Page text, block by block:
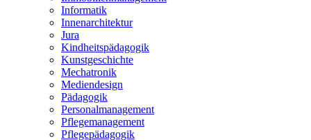
Informatik
Innenarchitektur
Jura
Kindheitspädagogik
Kunstgeschichte
Mechatronik
Mediendesign
Pädagogik
Personalmanagement
Pflegemanagement
Pflegepädagogik